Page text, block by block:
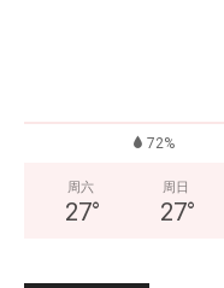
72%
周六
27°
周日
27°